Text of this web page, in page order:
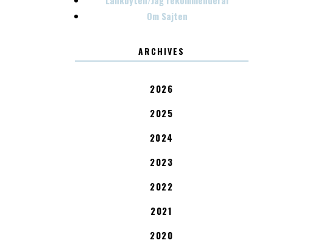
Om Sajten
ARCHIVES
2026
2025
2024
2023
2022
2021
2020